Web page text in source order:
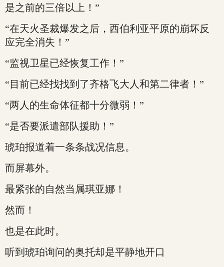
是之前的三倍以上！”
“在天火圣裁爆发之后，西伯利亚平原的崩坏反
应完全消失！”
“监视卫星已经恢复工作！”
“目前已经找找到了齐格飞大人和第二律者！”
“两人的生命体征都十分微弱！”
“是否要派遣部队援助！”
琥珀报道着一条条战况信息。
而屏幕外。
最紧张的自然当属琪亚娜！
然而！
也是在此时。
听到琥珀询问的奥托却是平静地开口